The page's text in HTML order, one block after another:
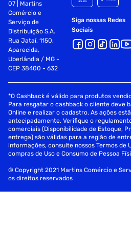
07 | Martins
Comércio e
Serviço de
Distribuição S.A.
Rua Jataí, 1150,
Aparecida,
Uberlândia / MG -
CEP 38400 - 632
Siga nossas Redes
Sociais
*O Cashback é válido para produtos
Para resgatar o cashback o cliente deve
Online e realizar o cadastro. As ações
antecipadamente. Verifique o
comerciais (Disponibilidade de Estoque,
entrega) são válidas para a região de
informações, consulte nossos Termos de
compras de Uso e Consumo de Pessoa
© Copyright 2021 Martins Comércio e
os direitos reservados